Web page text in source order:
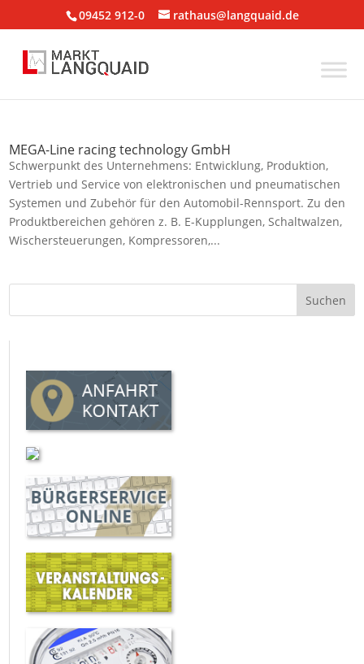
09452 912-0 rathaus@langquaid.de
MEGA-Line racing technology GmbH
Schwerpunkt des Unternehmens: Entwicklung, Produktion,
Vertrieb und Service von elektronischen und pneumatischen
Systemen und Zubehör für den Automobil-Rennsport. Zu den
Produktbereichen gehören z. B. E-Kupplungen, Schaltwalzen,
Wischersteuerungen, Kompressoren,...